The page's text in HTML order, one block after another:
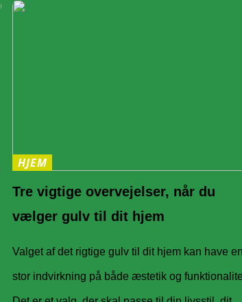
HJEM
Tre vigtige overvejelser, når du
vælger gulv til dit hjem
Valget af det rigtige gulv til dit hjem kan have
stor indvirkning på både æstetik og